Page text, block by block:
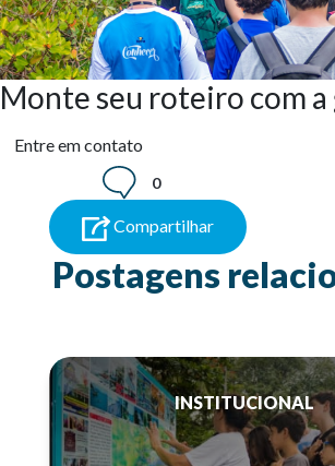
Monte seu roteiro com
Entre em contato
0
Compartilhar
Postagens
INSTITUCIONAL